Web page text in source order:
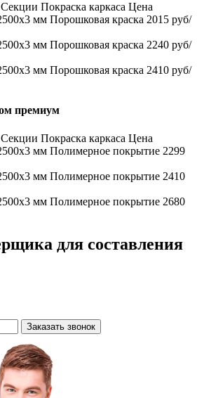
Секции Покраска каркаса Цена
мм Порошковая краска 2015 руб/
мм Порошковая краска 2240 руб/
мм Порошковая краска 2410 руб/
премиум
Секции Покраска каркаса Цена
мм Полимерное покрытие 2299
мм Полимерное покрытие 2410
мм Полимерное покрытие 2680
для составления
Заказать звонок